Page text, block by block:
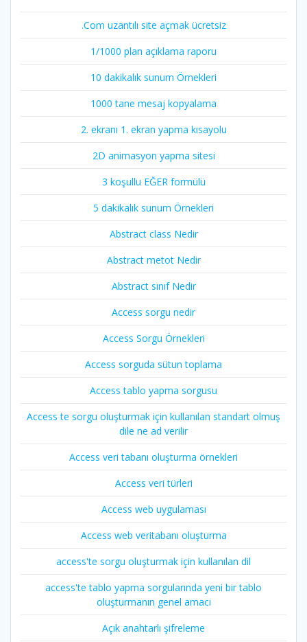
.Com uzantılı site açmak ücretsiz
1/1000 plan açıklama raporu
10 dakikalık sunum Örnekleri
1000 tane mesaj kopyalama
2. ekranı 1. ekran yapma kısayolu
2D animasyon yapma sitesi
3 koşullu EĞER formülü
5 dakikalık sunum Örnekleri
Abstract class Nedir
Abstract metot Nedir
Abstract sınıf Nedir
Access sorgu nedir
Access Sorgu Örnekleri
Access sorguda sütun toplama
Access tablo yapma sorgusu
Access te sorgu oluşturmak için kullanılan standart olmuş
dile ne ad verilir
Access veri tabanı oluşturma örnekleri
Access veri türleri
Access web uygulaması
Access web veritabanı oluşturma
access'te sorgu oluşturmak için kullanılan dil
access'te tablo yapma sorgularında yeni bir tablo
oluşturmanın genel amacı
Açık anahtarlı şifreleme